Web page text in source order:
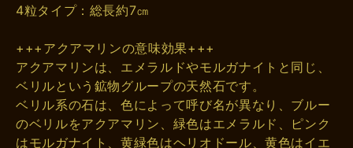
4粒タイプ：総長約7㎝
+++アクアマリンの意味効果+++
アクアマリンは、エメラルドやモルガナイトと同じ、
ベリルという鉱物グループの天然石です。
ベリル系の石は、色によって呼び名が異なり、ブルー
のベリルをアクアマリン、緑色はエメラルド、ピンク
はモルガナイト、黄緑色はヘリオドール、黄色はイエ